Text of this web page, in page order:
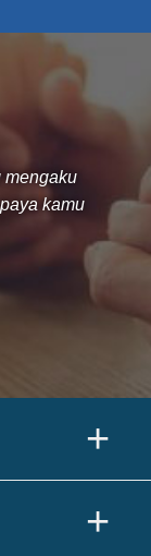
mengaku
kamu